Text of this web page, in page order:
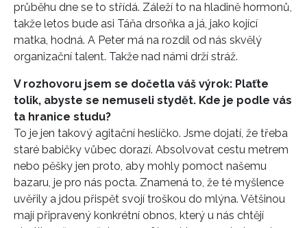
průběhu dne se to střídá. Záleží to na hladině hormonů,
takže letos bude asi Táňa drsoňka a já, jako kojící
matka, hodná. A Peter má na rozdíl od nás skvělý
organizační talent. Takže nad námi drží stráž.
V rozhovoru jsem se dočetla váš výrok: Plaťte
tolik, abyste se nemuseli stydět. Kde je podle vás
ta hranice studu?
To je jen takový agitační heslíčko. Jsme dojatí, že třeba
staré babičky vůbec dorazí. Absolvovat cestu metrem
nebo pěšky jen proto, aby mohly pomoct našemu
bazaru, je pro nás pocta. Znamená to, že té myšlence
uvěřily a jdou přispět svojí troškou do mlýna. Většinou
mají připravený konkrétní obnos, který u nás chtějí